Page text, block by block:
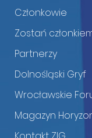
Członkowie
Zostań
Partnerzy
Dolnośląski Gryf
Wrocławskie
Magazyn